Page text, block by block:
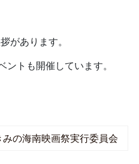
があります。
トも開催しています。
みの海南映画祭実行委員会